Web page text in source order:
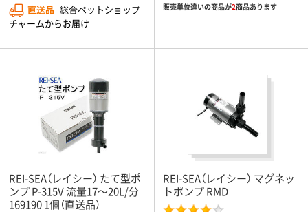
直送品 総合ペットショップ
チャームからお届け
販売単位違いの商品が2商品あります
REI-SEA（レイシー） たて型ポ
ンプ P-315V 流量17～20L/分
169190 1個（直送品）
REI-SEA（レイシー） マグネッ
トポンプ RMD